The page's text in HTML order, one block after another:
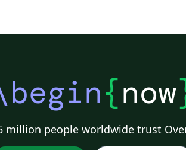
{now
million people worldwide trust